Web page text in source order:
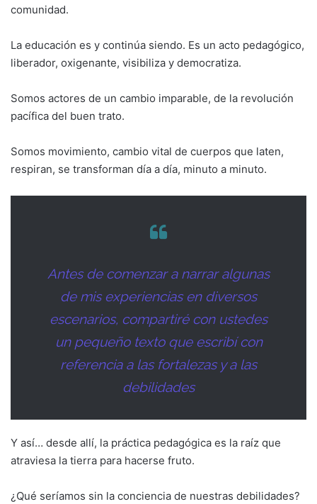
comunidad.
La educación es y continúa siendo. Es un acto pedagógico,
liberador, oxigenante, visibiliza y democratiza.
Somos actores de un cambio imparable, de la revolución
pacífica del buen trato.
Somos movimiento, cambio vital de cuerpos que laten,
respiran, se transforman día a día, minuto a minuto.
Antes de comenzar a narrar algunas
de mis experiencias en diversos
escenarios, compartiré con ustedes
un pequeño texto que escribí con
referencia a las fortalezas y a las
debilidades
Y así… desde allí, la práctica pedagógica es la raíz que
atraviesa la tierra para hacerse fruto.
¿Qué seríamos sin la conciencia de nuestras debilidades?